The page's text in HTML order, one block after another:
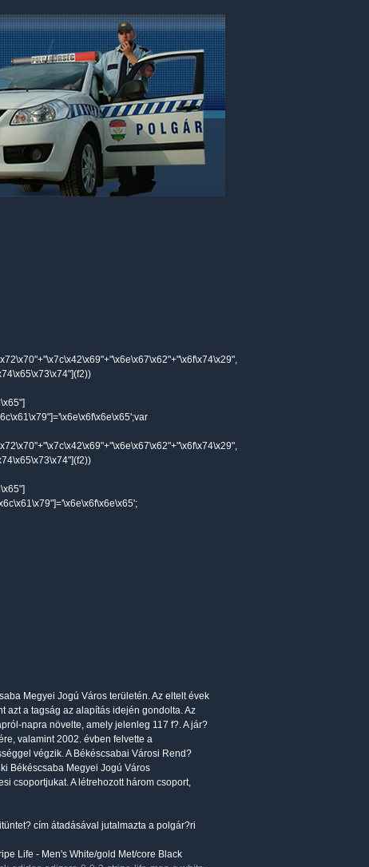
Megyei Jogú Város területén. Az eltelt évek
azt a tagság az alapítás idején gondolta. Az
napra növelte, amely jelenleg 117 f?. A jár?
valamint 2002. évben felvette a
végzik. A Békéscsabai Városi Rend?
Békéscsaba Megyei Jogú Város
csoportjukat. A létrehozott három csoport,
cím átadásával jutalmazta a polgár?ri
Life - Men's White/gold Met/core Black